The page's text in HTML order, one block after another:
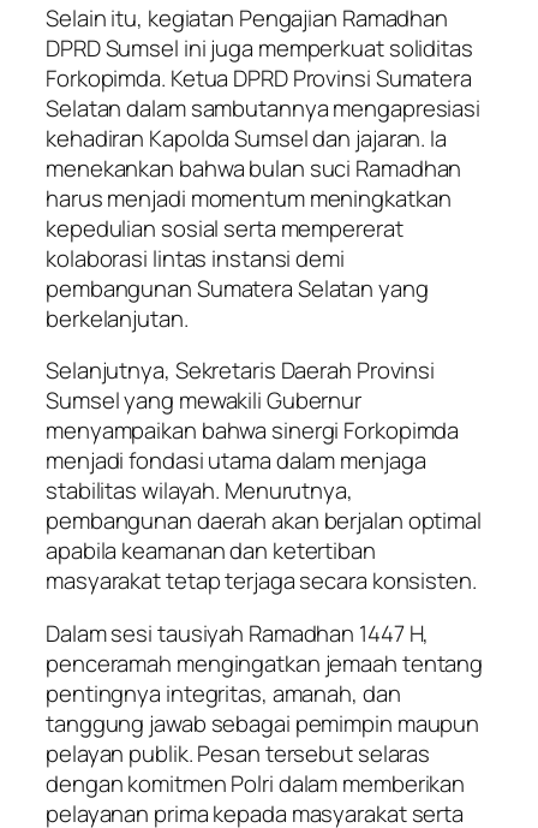
Selain itu, kegiatan Pengajian Ramadhan
DPRD Sumsel ini juga memperkuat soliditas
Forkopimda. Ketua DPRD Provinsi Sumatera
Selatan dalam sambutannya mengapresiasi
kehadiran Kapolda Sumsel dan jajaran. Ia
menekankan bahwa bulan suci Ramadhan
harus menjadi momentum meningkatkan
kepedulian sosial serta mempererat
kolaborasi lintas instansi demi
pembangunan Sumatera Selatan yang
berkelanjutan.
Selanjutnya, Sekretaris Daerah Provinsi
Sumsel yang mewakili Gubernur
menyampaikan bahwa sinergi Forkopimda
menjadi fondasi utama dalam menjaga
stabilitas wilayah. Menurutnya,
pembangunan daerah akan berjalan optimal
apabila keamanan dan ketertiban
masyarakat tetap terjaga secara konsisten.
Dalam sesi tausiyah Ramadhan 1447 H,
penceramah mengingatkan jemaah tentang
pentingnya integritas, amanah, dan
tanggung jawab sebagai pemimpin maupun
pelayan publik. Pesan tersebut selaras
dengan komitmen Polri dalam memberikan
pelayanan prima kepada masyarakat serta